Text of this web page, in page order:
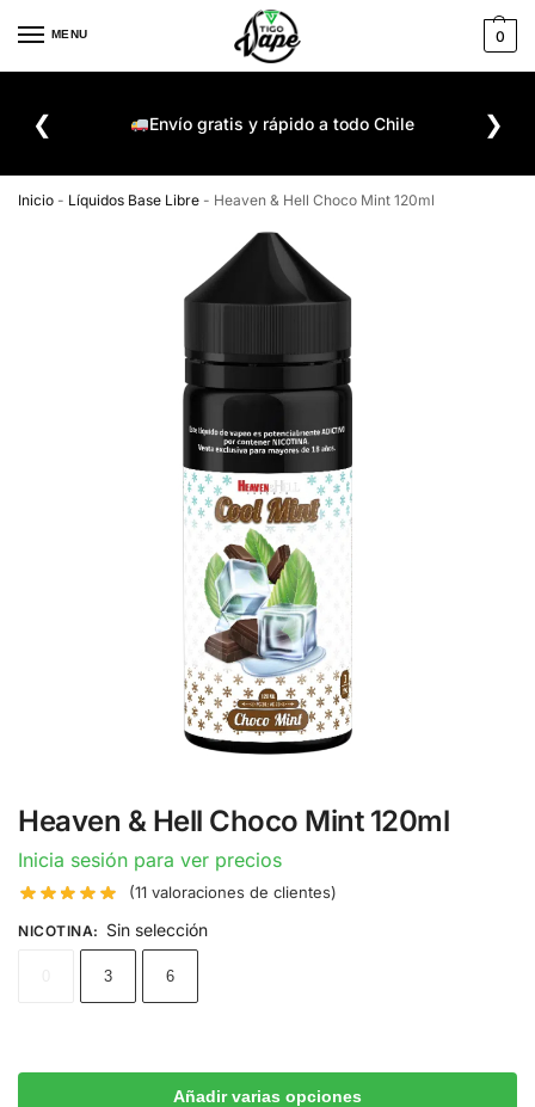
MENU 0
❮ Envío gratis y rápido a todo Chile ❯
Inicio - Líquidos Base Libre - Heaven & Hell Choco Mint 120ml
Heaven & Hell Choco Mint 120ml
Inicia sesión para ver precios
(11 valoraciones de clientes)
NICOTINA: Sin selección
3 6
Añadir varias opciones